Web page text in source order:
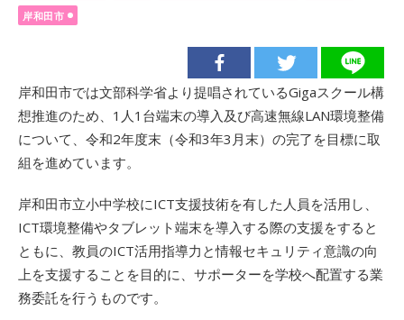
岸和田市
岸和田市では文部科学省より提唱されているGigaスクール構
想推進のため、1人1台端末の導入及び高速無線LAN環境整備
について、令和2年度末（令和3年3月末）の完了を目標に取
組を進めています。
岸和田市立小中学校にICT支援技術を有した人員を活用し、
ICT環境整備やタブレット端末を導入する際の支援をすると
ともに、教員のICT活用指導力と情報セキュリティ意識の向
上を支援することを目的に、サポーターを学校へ配置する業
務委託を行うものです。